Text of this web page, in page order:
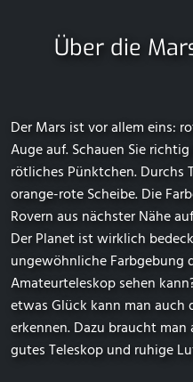
Über die
Der Mars ist vor allem eins:
Auge auf. Schauen Sie
rötliches Pünktchen. Durchs
orange-rote Scheibe. Die
Rovern aus nächster Nähe
Der Planet ist wirklich
ungewöhnliche Farbgebung
Amateurteleskop sehen
etwas Glück kann man auch
erkennen. Dazu braucht
gutes Teleskop und ruhige